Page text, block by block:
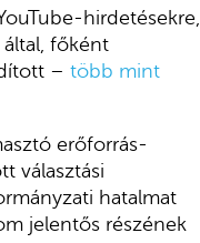
hirdetésekre,
főként
– több mint
erőforrás-
választási
hatalmat
jelentős részének